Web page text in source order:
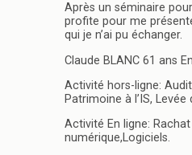
Après un séminaire
profite pour me
qui je n’ai pu échanger.
Claude BLANC 61 ans
Activité hors-ligne:
Patrimoine à l’IS, Levée
Activité En ligne:
numérique,Logiciels.